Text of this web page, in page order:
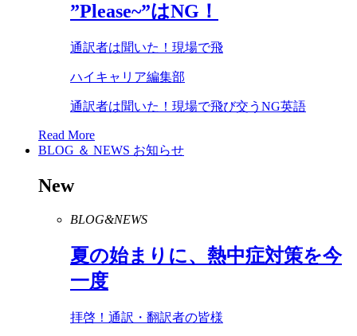
”Please~”はNG ！
通訳者は聞いた！現場で飛
ハイキャリア編集部
通訳者は聞いた！現場で飛び交うNG英語
Read More
BLOG ＆ NEWS お知らせ
New
BLOG&NEWS
夏の始まりに、熱中症対策を今
一度
拝啓！通訳・翻訳者の皆様